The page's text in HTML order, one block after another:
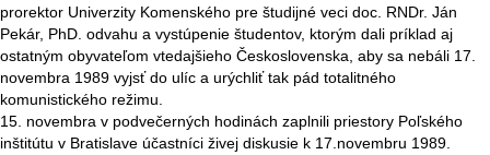
prorektor Univerzity Komenského pre študijné veci doc. RNDr. Ján
Pekár, PhD. odvahu a vystúpenie študentov, ktorým dali príklad aj
ostatným obyvateľom vtedajšieho Československa, aby sa nebáli 17.
novembra 1989 vyjsť do ulíc a urýchliť tak pád totalitného
komunistického režimu.
15. novembra v podvečerných hodinách zaplnili priestory Poľského
inštitútu v Bratislave účastníci živej diskusie k 17.novembru 1989.